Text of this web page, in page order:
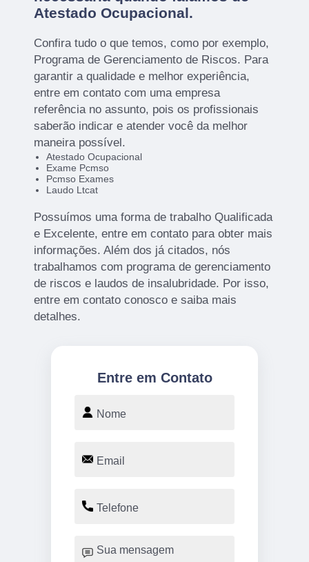
Atestado Ocupacional.
Confira tudo o que temos, como por exemplo,
Programa de Gerenciamento de Riscos. Para
garantir a qualidade e melhor experiência,
entre em contato com uma empresa
referência no assunto, pois os profissionais
saberão indicar e atender você da melhor
maneira possível.
Atestado Ocupacional
Exame Pcmso
Pcmso Exames
Laudo Ltcat
Possuímos uma forma de trabalho Qualificada
e Excelente, entre em contato para obter mais
informações. Além dos já citados, nós
trabalhamos com programa de gerenciamento
de riscos e laudos de insalubridade. Por isso,
entre em contato conosco e saiba mais
detalhes.
Entre em Contato